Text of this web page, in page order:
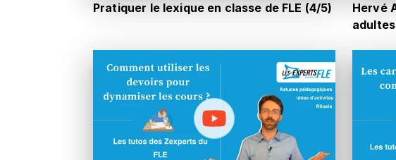
Pratiquer le lexique en classe de FLE (4/5)
Hervé